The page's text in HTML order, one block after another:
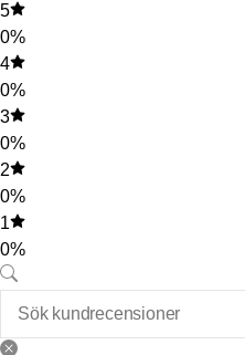
5
0%
4
0%
3
0%
2
0%
1
0%